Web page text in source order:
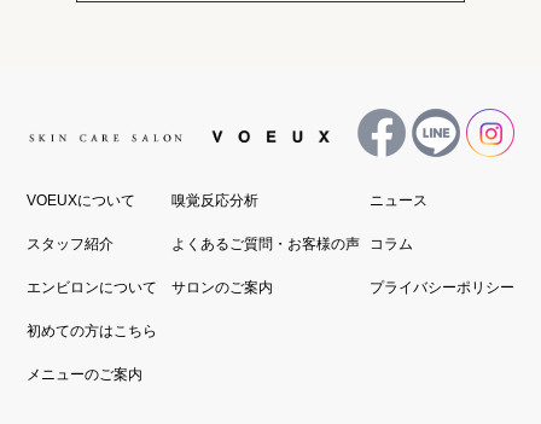
VOEUXについて
スタッフ紹介
エンビロンについて
初めての方はこちら
メニューのご案内
嗅覚反応分析
よくあるご質問・お客様の声
サロンのご案内
ニュース
コラム
プライバシーポリシー